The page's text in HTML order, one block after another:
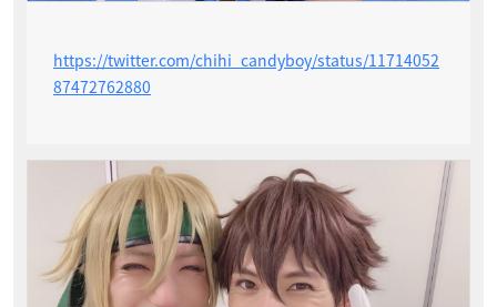
https://twitter.com/chihi_candyboy/status/11714052
87472762880